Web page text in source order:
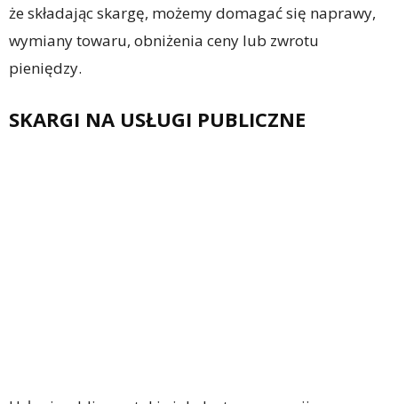
że składając skargę, możemy domagać się naprawy,
wymiany towaru, obniżenia ceny lub zwrotu
pieniędzy.
SKARGI NA USŁUGI PUBLICZNE